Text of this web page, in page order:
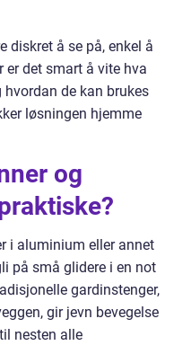
diskret å se på, enkel å
er det smart å vite hva
de kan brukes
løsningen hjemme
og
i aluminium eller annet
på små glidere i en not
gardinstenger,
gir jevn bevegelse
nesten alle